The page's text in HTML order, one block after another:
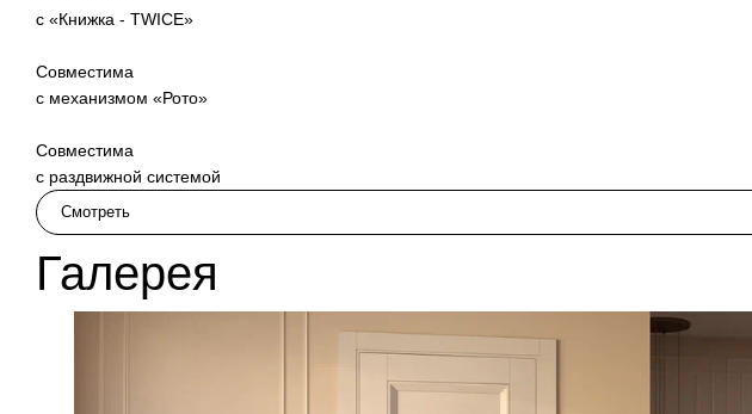
2020
с «Книжка - TWICE»
Совместима
с механизмом «Рото»
Совместима
с раздвижной системой
Смотреть
Галерея